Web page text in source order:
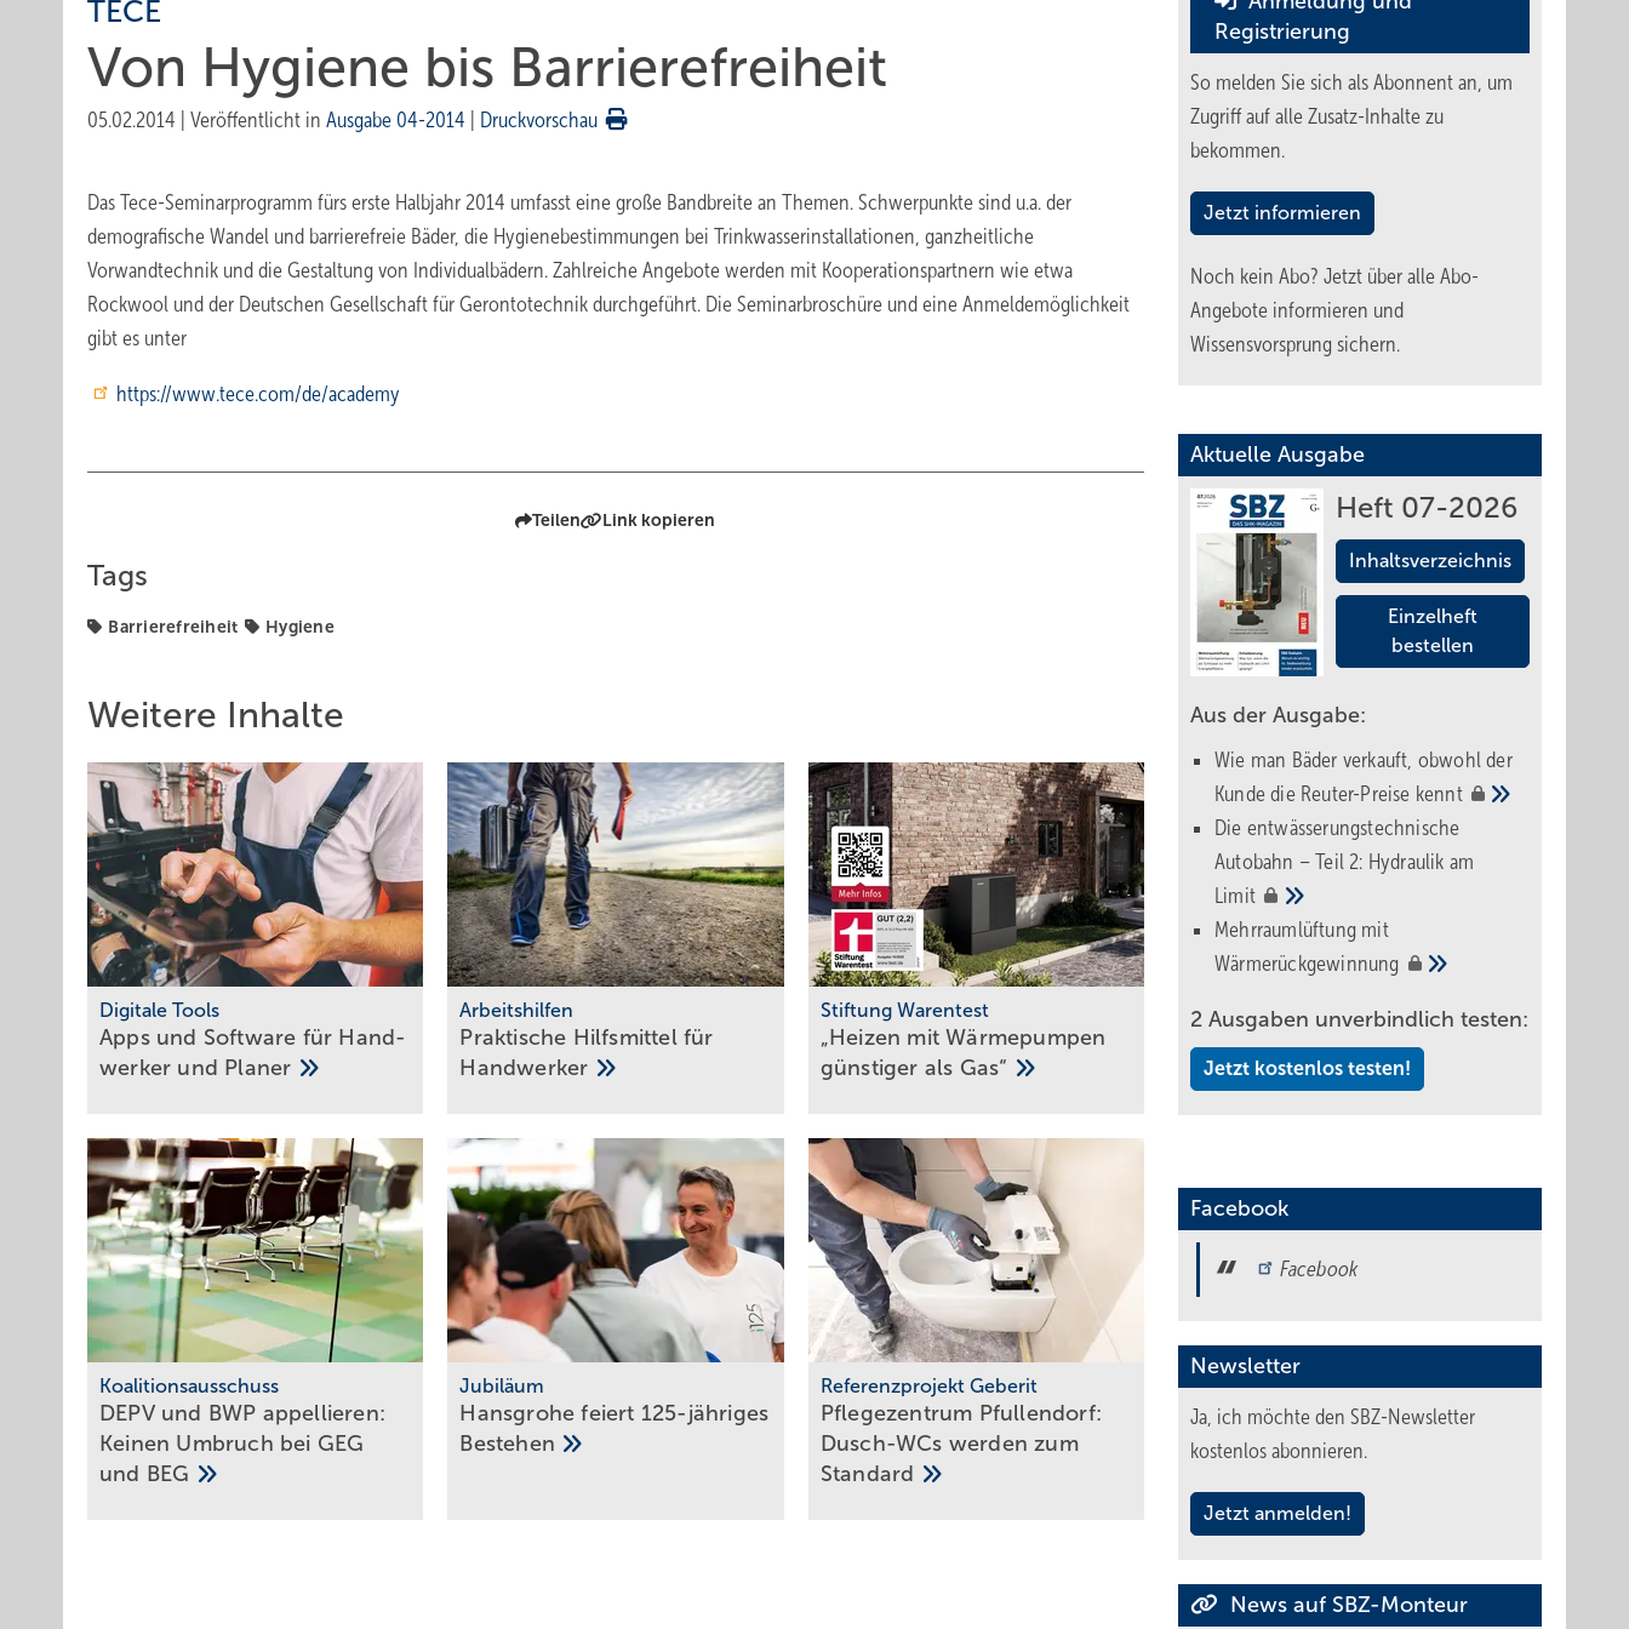
TECE
Von Hygiene bis Barrierefreiheit
05.02.2014 Veröffentlicht in Ausgabe 04-2014 Druckvorschau
Das Tece-Seminarprogramm fürs erste Halbjahr 2014 umfasst eine große Bandbreite an Themen. Schwerpunkte sind u.a. der
demografische Wandel und barrierefreie Bäder, die Hygienebestimmungen bei Trinkwasserinstallationen, ganzheitliche
Vorwandtechnik und die Gestaltung von Individualbädern. Zahlreiche Angebote werden mit Kooperationspartnern wie etwa
Rockwool und der Deutschen Gesellschaft für Gerontotechnik durchgeführt. Die Seminarbroschüre und eine Anmeldemöglichkeit
gibt es unter
https://www.tece.com/de/academy
Teilen Link kopieren
Tags
Barrierefreiheit Hygiene
Weitere Inhalte
Digitale Tools
Apps und Soft­ware für Hand­
werker und Planer
Arbeitshilfen
Praktische Hilfs­mittel für
Hand­werker
Stiftung Warentest
„Heizen mit Wär­me­pum­pen
güns­ti­ger als Gas“
Koalitionsausschuss
DEPV und BWP ap­pel­lie­ren:
Kei­nen Um­bruch bei GEG
und BEG
Jubiläum
Hansgrohe feiert 125-jähriges
Bestehen
Referenzprojekt Geberit
Pflegezentrum Pful­len­dorf:
Dusch-WCs wer­den zum
Stan­dard
Registrierung
So melden Sie sich als Abonnent an, um
Zugriff auf alle Zusatz-Inhalte zu
bekommen.
Jetzt informieren
Noch kein Abo? Jetzt über alle Abo-
Angebote informieren und
Wissensvorsprung sichern.
Aktuelle Ausgabe
Heft 07-2026
Inhaltsverzeichnis
Einzelheft
bestellen
Aus der Ausgabe:
Wie man Bäder verkauft, obwohl der
Kunde die Reuter-Preise kennt
Die entwässerungstechnische
Autobahn – Teil 2: Hydraulik am
Limit
Mehrraumlüftung mit
Wärmerückgewinnung
2 Ausgaben unverbindlich testen:
Jetzt kostenlos testen!
Facebook
Facebook
Newsletter
Ja, ich möchte den SBZ-Newsletter
kostenlos abonnieren.
Jetzt anmelden!
News auf SBZ-Monteur